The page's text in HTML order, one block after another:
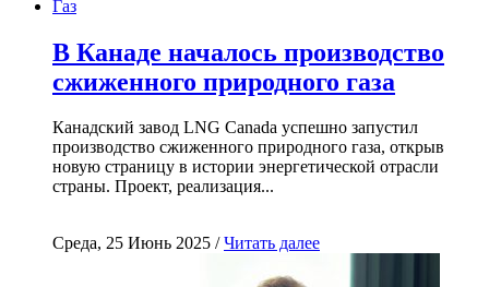
Газ
В Канаде началось производство
сжиженного природного газа
Канадский завод LNG Canada успешно запустил
производство сжиженного природного газа, открыв
новую страницу в истории энергетической отрасли
страны. Проект, реализация...
Среда, 25 Июнь 2025 /Читать далее